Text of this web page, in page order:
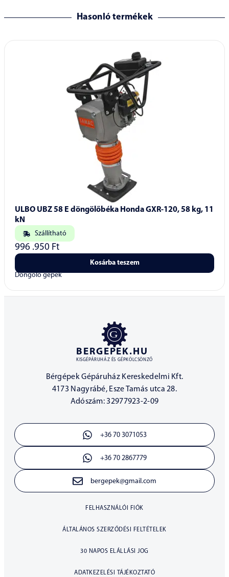
Hasonló termékek
ULBO UBZ 58 E döngölőbéka Honda GXR-120, 58 kg, 11
kN
Szállítható
996 .950 Ft
Kosárba teszem
Döngölő gépek
BERGEPEK.HU
KISGÉPÁRUHÁZ ÉS GÉPKÖLCSÖNZŐ
Bérgépek Gépáruház Kereskedelmi Kft.
4173 Nagyrábé, Esze Tamás utca 28.
Adószám: 32977923-2-09
+36 70 3071053
+36 70 2867779
bergepek@gmail.com
FELHASZNÁLÓI FIÓK
ÁLTALÁNOS SZERZŐDÉSI FELTÉTELEK
30 NAPOS ELÁLLÁSI JOG
ADATKEZELÉSI TÁJÉKOZTATÓ